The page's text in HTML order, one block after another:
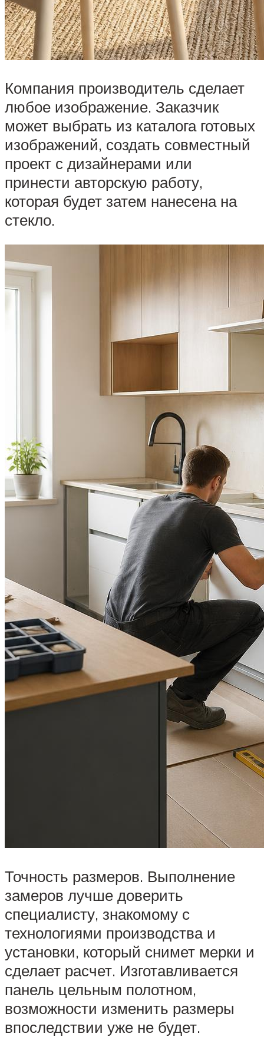
Компания производитель сделает
любое изображение. Заказчик
может выбрать из каталога готовых
изображений, создать совместный
проект с дизайнерами или
принести авторскую работу,
которая будет затем нанесена на
стекло.
Точность размеров. Выполнение
замеров лучше доверить
специалисту, знакомому с
технологиями производства и
установки, который снимет мерки и
сделает расчет. Изготавливается
панель цельным полотном,
возможности изменить размеры
впоследствии уже не будет.